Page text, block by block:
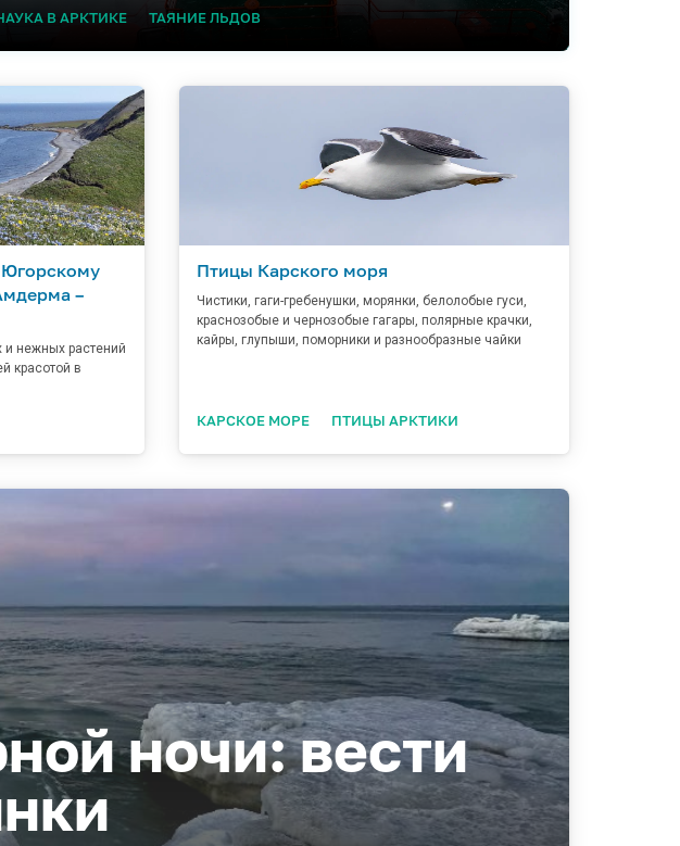
В АРКТИКЕ ТАЯНИЕ ЛЬДОВ
Югорскому
–
и нежных растений
красотой в
Птицы Карского моря
Чистики, гаги-гребенушки, морянки, белолобые гуси,
краснозобые и чернозобые гагары, полярные крачки,
кайры, глупыши, поморники и разнообразные чайки
КАРСКОЕ МОРЕ ПТИЦЫ АРКТИКИ
ночи: вести